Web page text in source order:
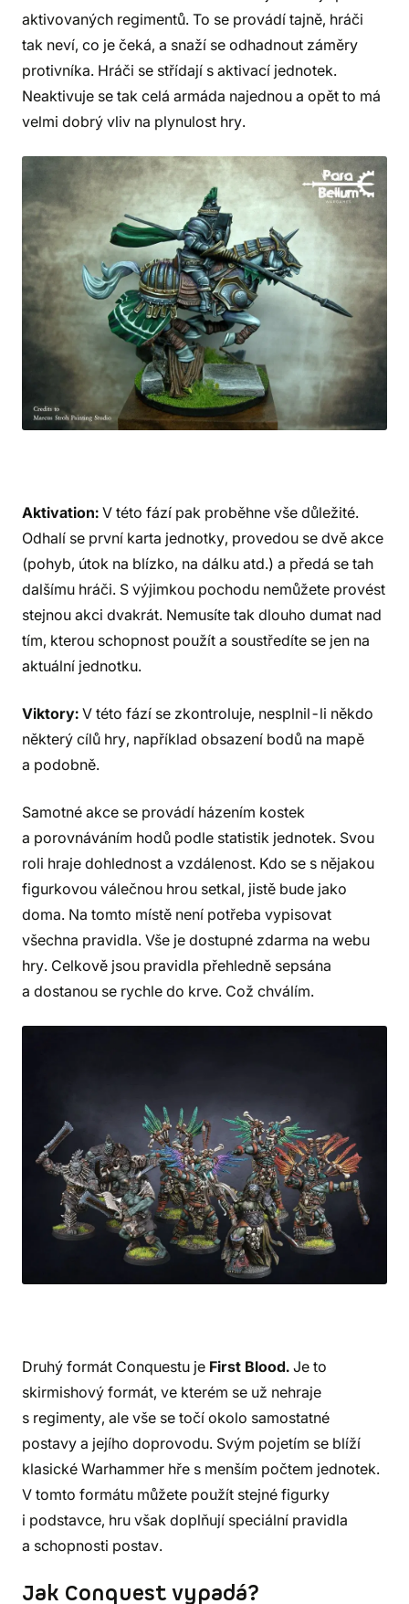
aktivovaných regimentů. To se provádí tajně, hráči
tak neví, co je čeká, a snaží se odhadnout záměry
protivníka. Hráči se střídají s aktivací jednotek.
Neaktivuje se tak celá armáda najednou a opět to má
velmi dobrý vliv na plynulost hry.
Aktivation: V této fází pak proběhne vše důležité.
Odhalí se první karta jednotky, provedou se dvě akce
(pohyb, útok na blízko, na dálku atd.) a předá se tah
dalšímu hráči. S výjimkou pochodu nemůžete provést
stejnou akci dvakrát. Nemusíte tak dlouho dumat nad
tím, kterou schopnost použít a soustředíte se jen na
aktuální jednotku.
Viktory: V této fází se zkontroluje, nesplnil-li někdo
některý cílů hry, například obsazení bodů na mapě
a podobně.
Samotné akce se provádí házením kostek
a porovnáváním hodů podle statistik jednotek. Svou
roli hraje dohlednost a vzdálenost. Kdo se s nějakou
figurkovou válečnou hrou setkal, jistě bude jako
doma. Na tomto místě není potřeba vypisovat
všechna pravidla. Vše je dostupné zdarma na webu
hry. Celkově jsou pravidla přehledně sepsána
a dostanou se rychle do krve. Což chválím.
Druhý formát Conquestu je First Blood. Je to
skirmishový formát, ve kterém se už nehraje
s regimenty, ale vše se točí okolo samostatné
postavy a jejího doprovodu. Svým pojetím se blíží
klasické Warhammer hře s menším počtem jednotek.
V tomto formátu můžete použít stejné figurky
i podstavce, hru však doplňují speciální pravidla
a schopnosti postav.
Jak Conquest vypadá?